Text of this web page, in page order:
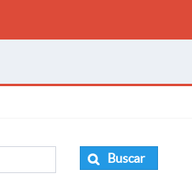
Buscar